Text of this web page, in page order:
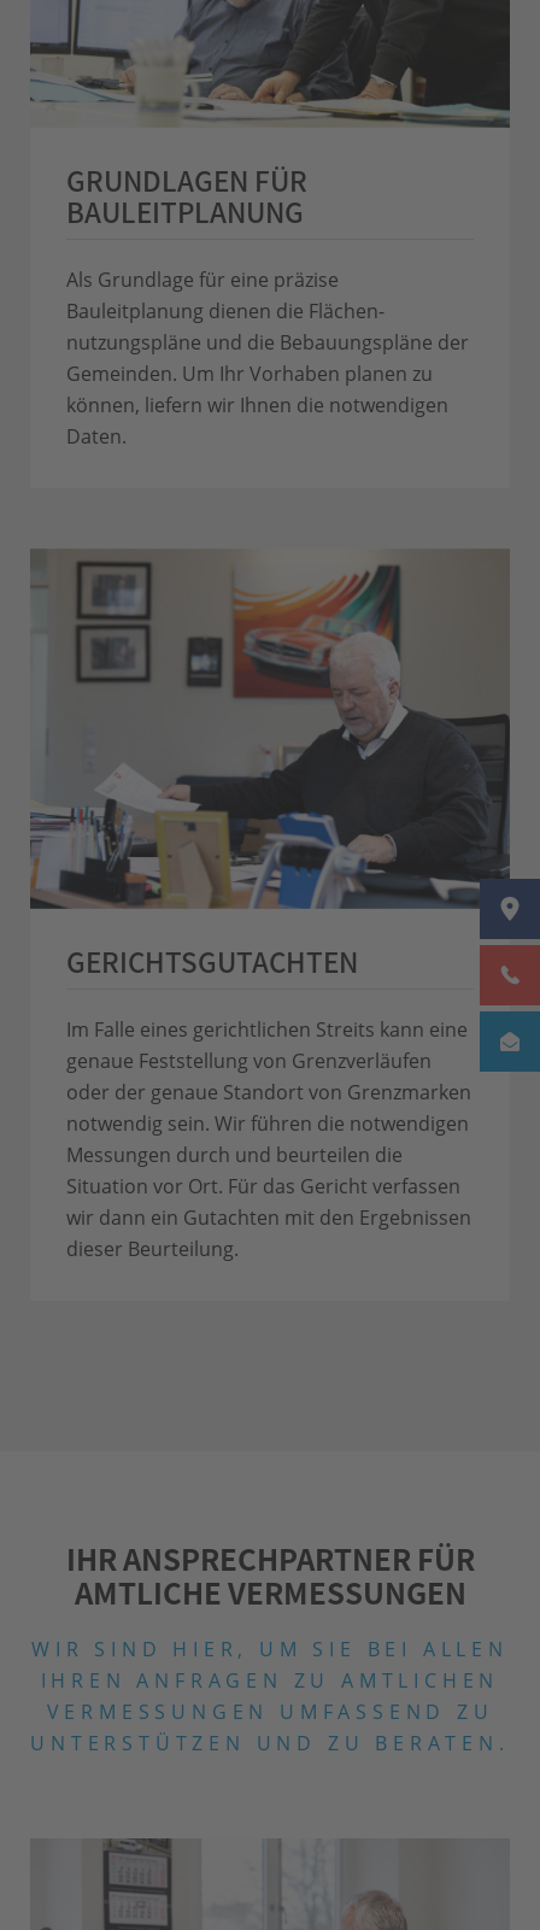
GRUNDLAGEN FÜR
BAULEITPLANUNG
Als Grundlage für eine präzise
Bauleitplanung dienen die Flächen­
nutzungspläne und die Bebauungspläne der
Gemeinden. Um Ihr Vorhaben planen zu
können, liefern wir Ihnen die notwendigen
Daten.
GERICHTSGUTACHTEN
Im Falle eines gerichtlichen Streits kann eine
genaue Feststellung von Grenzverläufen
oder der genaue Standort von Grenzmarken
notwendig sein. Wir führen die notwendigen
Messungen durch und beurteilen die
Situation vor Ort. Für das Gericht verfassen
wir dann ein Gutachten mit den Ergebnissen
dieser Beurteilung.
IHR ANSPRECHPARTNER FÜR
AMTLICHE VERMESSUNGEN
WIR SIND HIER, UM SIE BEI ALLEN
IHREN ANFRAGEN ZUAMTLICHEN
VERMESSUNGEN UMFASSEND ZU
UNTERSTÜTZEN UND ZU BERATEN.